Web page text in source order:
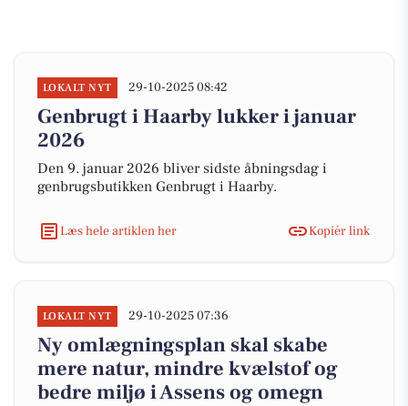
LOKALT NYT 29-10-2025 08:42
Genbrugt i Haarby lukker i januar
2026
Den 9. januar 2026 bliver sidste åbningsdag i
genbrugsbutikken Genbrugt i Haarby.
Læs hele artiklen her Kopiér link
LOKALT NYT 29-10-2025 07:36
Ny omlægningsplan skal skabe
mere natur, mindre kvælstof og
bedre miljø i Assens og omegn